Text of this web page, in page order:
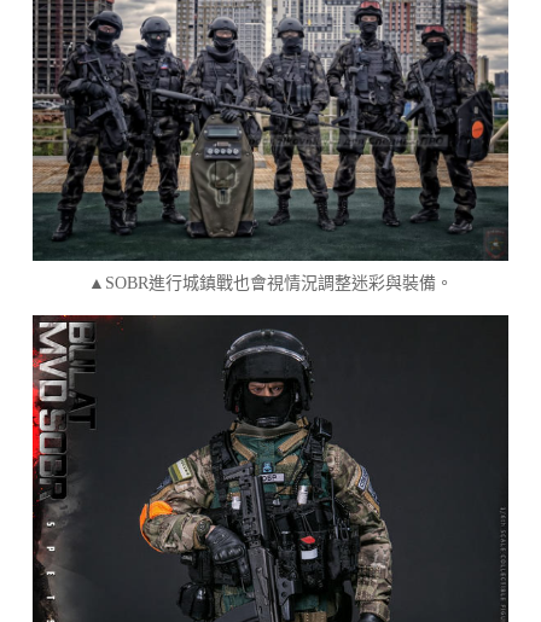
▲SOBR進行城鎮戰也會視情況調整迷彩與裝備。